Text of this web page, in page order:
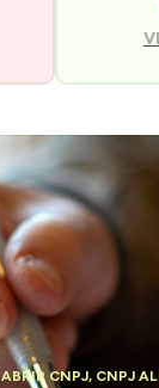
ABRIR CNPJ, CNPJ